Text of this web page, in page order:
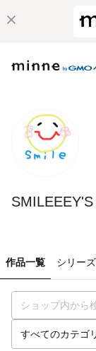
作品一覧 シリーズ